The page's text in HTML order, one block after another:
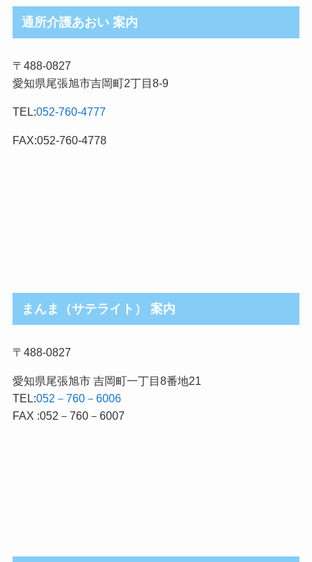
ロ
グ
事
カ
ゴ
リ
通所介護あおい 案内
〒488-0827
愛知県尾張旭市吉岡町2丁目8-9
TEL:052-760-4777
FAX:052-760-4778
まんま（サテライト） 案内
〒488-0827
愛知県尾張旭市 吉岡町一丁目8番地21
TEL:052－760－6006
FAX :052－760－6007